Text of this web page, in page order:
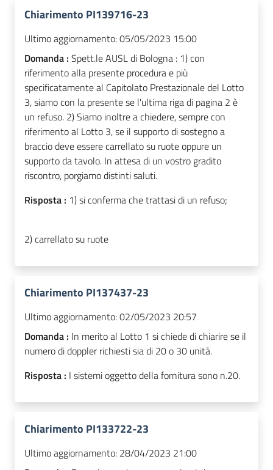
Chiarimento PI139716-23
Ultimo aggiornamento:05/05/2023 15:00
Domanda : Spett.le AUSL di Bologna : 1) con
riferimento alla presente procedura e più
specificatamente al Capitolato Prestazionale del Lotto
3, siamo con la presente se l'ultima riga di pagina 2 è
un refuso. 2) Siamo inoltre a chiedere, sempre con
riferimento al Lotto 3, se il supporto di sostegno a
braccio deve essere carrellato su ruote oppure un
supporto da tavolo. In attesa di un vostro gradito
riscontro, porgiamo distinti saluti.
Risposta : 1) si conferma che trattasi di un refuso;
2) carrellato su ruote
Chiarimento PI137437-23
Ultimo aggiornamento:02/05/2023 20:57
Domanda : In merito al Lotto 1 si chiede di chiarire se il
numero di doppler richiesti sia di 20 o 30 unità.
Risposta : I sistemi oggetto della fornitura sono n.20.
Chiarimento PI133722-23
Ultimo aggiornamento: 28/04/2023 21:00